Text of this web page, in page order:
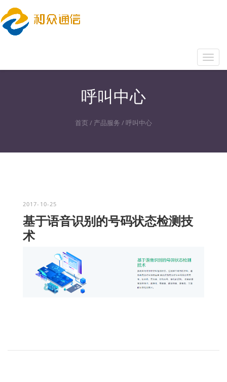
呼叫中心
首页/ 产品服务 /呼叫中心
2017-10-25
基于语音识别的号码状态检测技
术